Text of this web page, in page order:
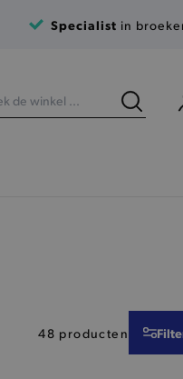
Specialist in
48 producten